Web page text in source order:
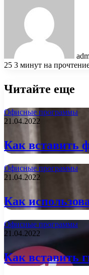
25 3 минут на
Читайте еще
Офисные программы
21.04.2022
Как вставить
Офисные программы
21.04.2022
Как
Офисные программы
21.04.2022
Как вставить